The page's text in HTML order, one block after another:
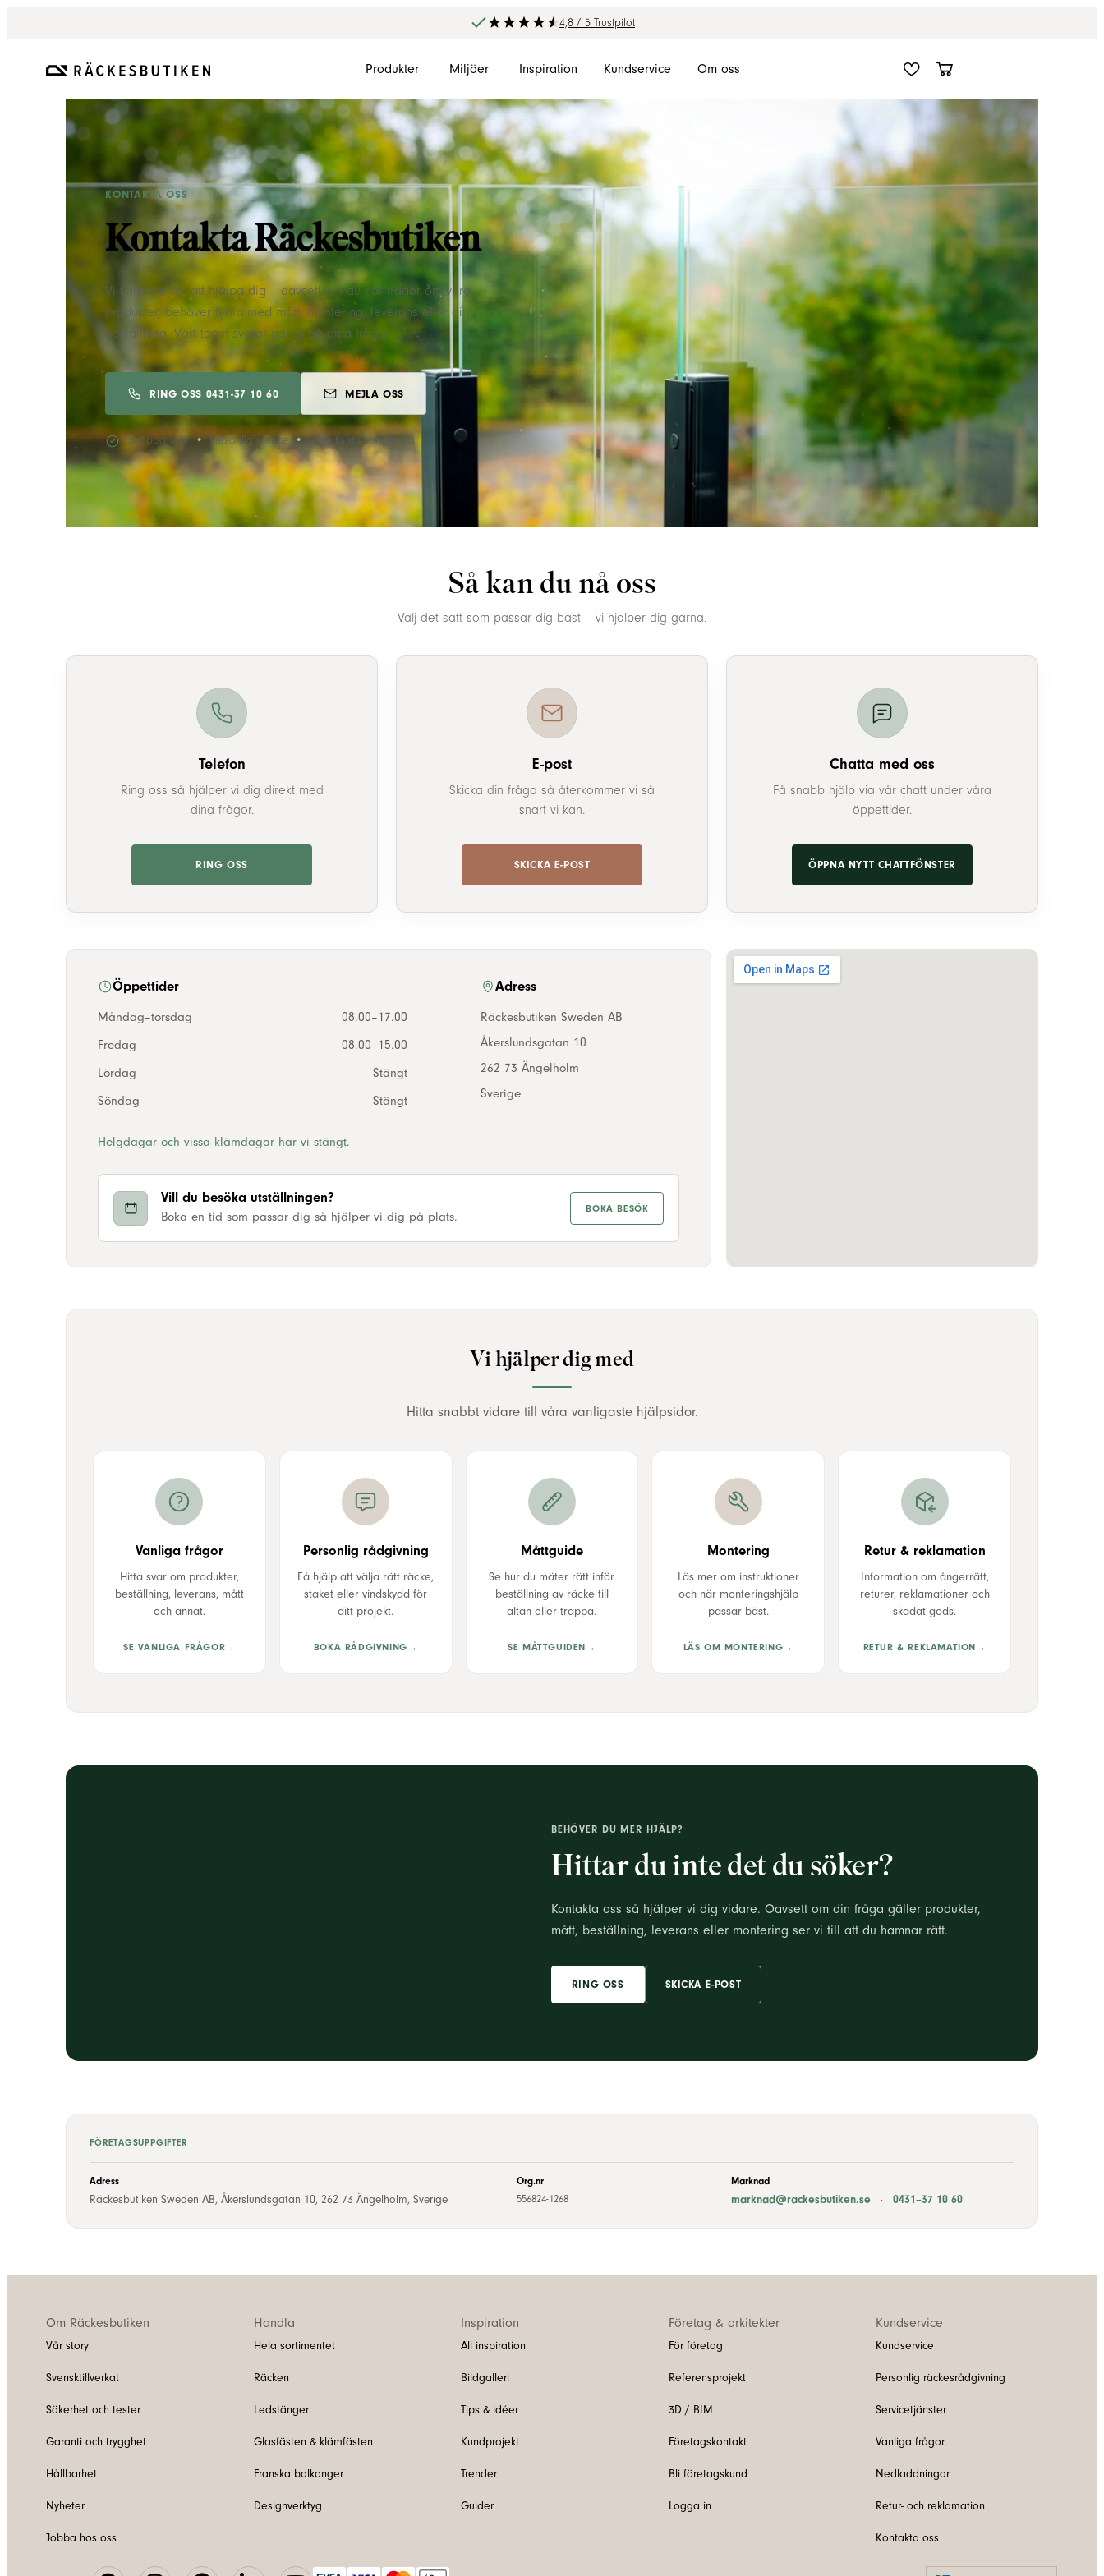
4,8 / 5 Trustpilot
Produkter Miljöer Inspiration Kundservice Om oss
KONTAKTA OSS
Kontakta Räckesbutiken
Vi finns här för att hjälpa dig – oavsett om du har frågor om våra
produkter, behöver hjälp med mått, montering, leverans eller din
beställning. Vårt team svarar gärna på dina frågor.
RING OSS 0431-37 10 60 MEJLA OSS
Snabba svar Personlig service Expertis du kan lita på
Så kan du nå oss
Välj det sätt som passar dig bäst – vi hjälper dig gärna.
Telefon
Ring oss så hjälper vi dig direkt med
dina frågor.
RING OSS
E-post
Skicka din fråga så återkommer vi så
snart vi kan.
SKICKA E-POST
Chatta med oss
Få snabb hjälp via vår chatt under våra
öppettider.
ÖPPNA NYTT CHATTFÖNSTER
Öppettider
Måndag–torsdag
08.00–17.00
Fredag
08.00–15.00
Lördag
Stängt
Söndag
Stängt
Adress
Räckesbutiken Sweden AB
Åkerslundsgatan 10
262 73 Ängelholm
Sverige
Helgdagar och vissa klämdagar har vi stängt.
Vill du besöka utställningen?
Boka en tid som passar dig så hjälper vi dig på plats.
BOKA BESÖK
Vi hjälper dig med
Hitta snabbt vidare till våra vanligaste hjälpsidor.
Vanliga frågor
Hitta svar om produkter,
beställning, leverans, mått
och annat.
SE VANLIGA FRÅGOR→
Personlig rådgivning
Få hjälp att välja rätt räcke,
staket eller vindskydd för
ditt projekt.
BOKA RÅDGIVNING →
Måttguide
Se hur du mäter rätt inför
beställning av räcke till
altan eller trappa.
SE MÅTTGUIDEN →
Montering
Läs mer om instruktioner
och när monteringshjälp
passar bäst.
LÄS OM MONTERING→
Retur & reklamation
Information om ångerrätt,
returer, reklamationer och
skadat gods.
RETUR & REKLAMATION →
BEHÖVER DU MER HJÄLP?
Hittar du inte det du söker?
Kontakta oss så hjälper vi dig vidare. Oavsett om din fråga gäller produkter,
mått, beställning, leverans eller montering ser vi till att du hamnar rätt.
RING OSS SKICKA E-POST
FÖRETAGSUPPGIFTER
Adress
Räckesbutiken Sweden AB, Åkerslundsgatan 10, 262 73 Ängelholm, Sverige
Org.nr
556824-1268
Marknad
marknad@rackesbutiken.se · 0431–37 10 60
Om Räckesbutiken
Vår story
Svensktillverkat
Säkerhet och tester
Garanti och trygghet
Hållbarhet
Nyheter
Jobba hos oss
Handla
Hela sortimentet
Räcken
Ledstänger
Glasfästen & klämfästen
Franska balkonger
Designverktyg
Inspiration
All inspiration
Bildgalleri
Tips & idéer
Kundprojekt
Trender
Guider
Företag & arkitekter
För företag
Referensprojekt
3D / BIM
Företagskontakt
Bli företagskund
Logga in
Kundservice
Kundservice
Personlig räckesrådgivning
Servicetjänster
Vanliga frågor
Nedladdningar
Retur- och reklamation
Kontakta oss